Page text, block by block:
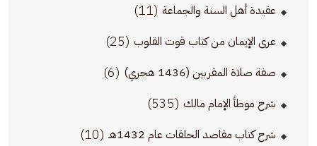
عقيدة أهل السنة والجماعة (11)
عرى الإيمان من كتاب قوت القلوب (25)
صفة صلاة المقربين (1436 هجري) (6)
شرح موطأ الإمام مالك (535)
شرح كتاب مقاصد الحلقات عام 1432هـ (10)